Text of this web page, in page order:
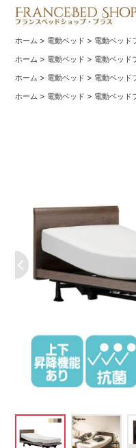
ホーム > 電動ベッド > 電動ベッド
ホーム > 電動ベッド > 電動ベッド
ホーム > 電動ベッド > 電動ベッド
ホーム > 電動ベッド > 電動ベッド